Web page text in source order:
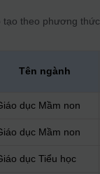
tạo theo phương thức
Tên ngành
dục Mầm non
dục Mầm non
dục Tiểu học